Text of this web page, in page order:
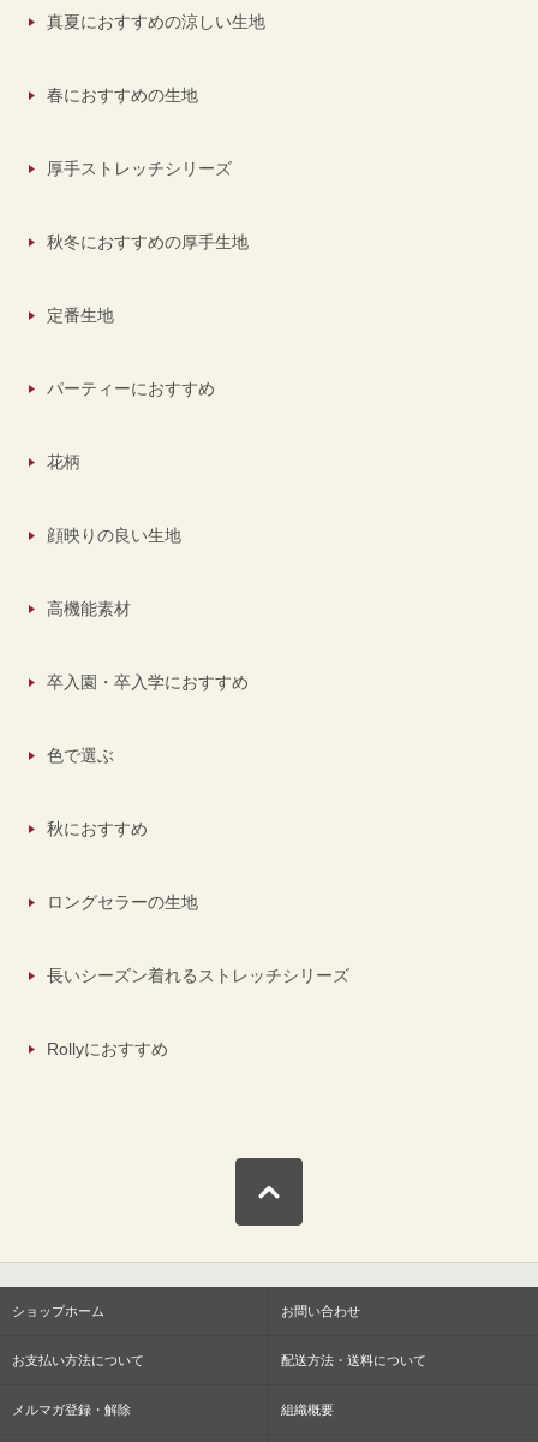
真夏におすすめの涼しい生地
春におすすめの生地
厚手ストレッチシリーズ
秋冬におすすめの厚手生地
定番生地
パーティーにおすすめ
花柄
顔映りの良い生地
高機能素材
卒入園・卒入学におすすめ
色で選ぶ
秋におすすめ
ロングセラーの生地
長いシーズン着れるストレッチシリーズ
Rollyにおすすめ
ショップホーム お問い合わせ
お支払い方法について 配送方法・送料について
メルマガ登録・解除 組織概要